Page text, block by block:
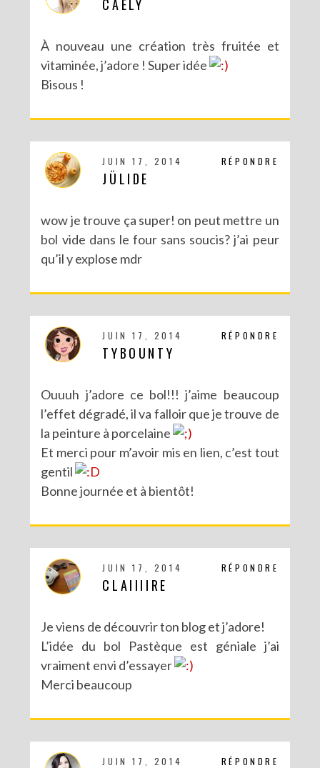
CAELY
À nouveau une création très fruitée et
vitaminée, j’adore ! Super idée
Bisous !
RÉPONDRE
JUIN 17, 2014
JÜLIDE
wow je trouve ça super! on peut mettre un
bol vide dans le four sans soucis? j’ai peur
qu’il y explose mdr
RÉPONDRE
JUIN 17, 2014
TYBOUNTY
Ouuuh j’adore ce bol!!! j’aime beaucoup
l’effet dégradé, il va falloir que je trouve de
la peinture à porcelaine
Et merci pour m’avoir mis en lien, c’est tout
gentil
Bonne journée et à bientôt!
RÉPONDRE
JUIN 17, 2014
CLAIIIIRE
Je viens de découvrir ton blog et j’adore!
L’idée du bol Pastèque est géniale j’ai
vraiment envi d’essayer
Merci beaucoup
RÉPONDRE
JUIN 17, 2014